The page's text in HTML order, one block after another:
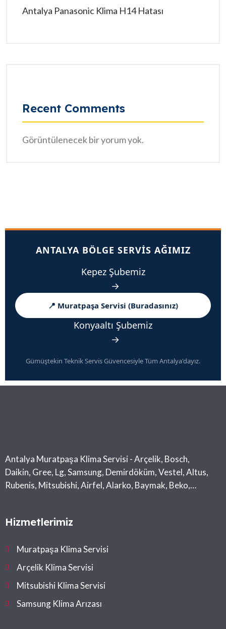
Antalya Panasonic Klima H14 Hatası
Recent Comments
Görüntülenecek bir yorum yok.
ANTALYA BÖLGE SERVIS AĞIMIZ
Kepez Şubemiz
→
📍 Muratpaşa Servisi (Buradasınız)
Konyaaltı Şubemiz
→
Gümüştekin Teknik Servis Güvencesiyle Tüm Antalya'dayız.
Antalya Muratpaşa Klima Servisi - Arçelik, Bosch,
Daikin, Gree, Lg, Samsung, Demirdöküm, Vestel, Altus,
Rubenis, Mitsubishi, Airfel, Alarko, Baymak, Beko,
Hizmetlerimiz
Muratpaşa Klima Servisi
Arçelik Klima Servisi
Mitsubishi Klima Servisi
Samsung Klima Arızası